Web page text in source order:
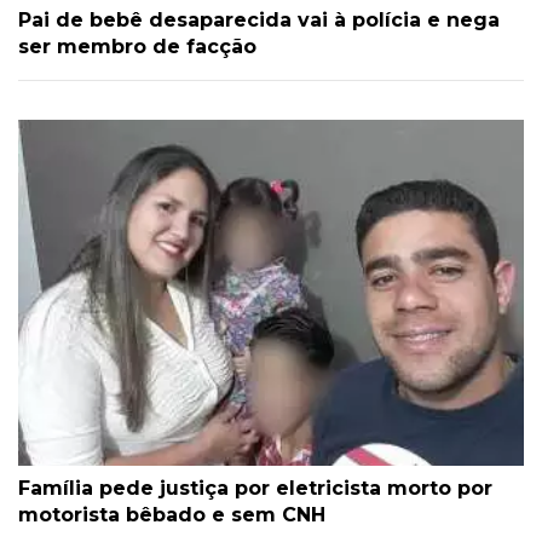
Pai de bebê desaparecida vai à polícia e nega
ser membro de facção
Família pede justiça por eletricista morto por
motorista bêbado e sem CNH